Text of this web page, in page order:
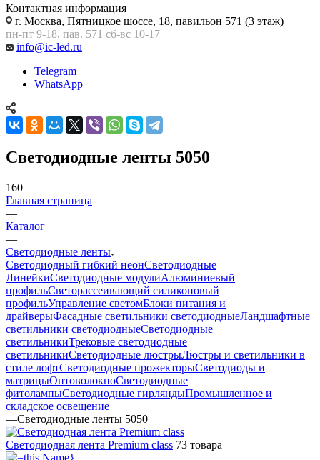
Контактная информация
г. Москва, Пятницкое шоссе, 18, павильон 571 (3 этаж)
пн-пт 9-18, пав. 571 сб-вс 10-17
info@ic-led.ru
Telegram
WhatsApp
Светодиодные ленты 5050
160
Главная страница
—
Каталог
—
Светодиодные ленты
Светодиодный гибкий неонСветодиодные
ЛинейкиСветодиодные модулиАлюминиевый
профильСветорассеивающий силиконовый
профильУправление светомБлоки питания и
драйверыФасадные светильники светодиодныеЛандшафтные
светильники светодиодныеСветодиодные
светильникиТрековые светодиодные
светильникиСветодиодные люстрыЛюстры и светильники в
стиле лофтСветодиодные прожекторыСветодиоды и
матрицыОптоволокноСветодиодные
фитолампыСветодиодные гирляндыПромышленное и
складское освещение
—Светодиодные ленты 5050
Светодиодная лента Premium class 73 товара